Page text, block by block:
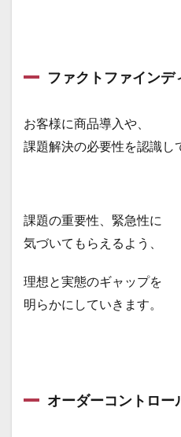
ファクトファインデ
お客様に商品導入や、
課題解決の必要性を認識し
課題の重要性、緊急性に
気づいてもらえるよう、
理想と実態のギャップを
明らかにしていきます。
オーダーコントロー